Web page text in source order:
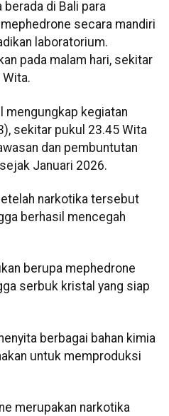
berada di Bali para
secara mandiri
laboratorium.
pada malam hari, sekitar
mengungkap kegiatan
sekitar pukul 23.45 Wita
dan pembuntutan
Januari 2026.
narkotika tersebut
berhasil mencegah
berupa mephedrone
serbuk kristal yang siap
berbagai bahan kimia
untuk memproduksi
merupakan narkotika